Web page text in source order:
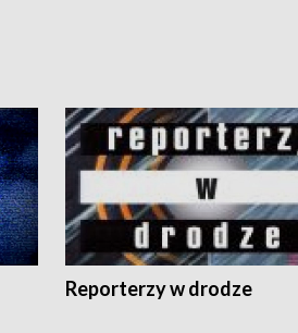
Reporterzy w drodze